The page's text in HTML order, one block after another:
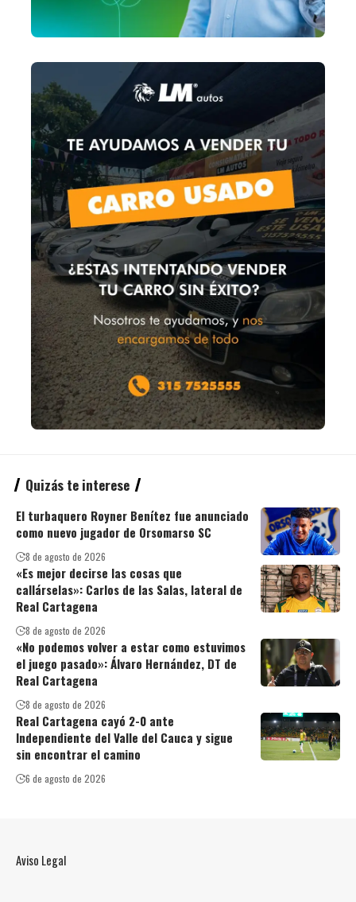
Quizás te interese
El turbaquero Royner Benítez fue anunciado
como nuevo jugador de Orsomarso SC
8 de agosto de 2026
«Es mejor decirse las cosas que
callárselas»: Carlos de las Salas, lateral de
Real Cartagena
8 de agosto de 2026
«No podemos volver a estar como estuvimos
el juego pasado»: Álvaro Hernández, DT de
Real Cartagena
8 de agosto de 2026
Real Cartagena cayó 2-0 ante
Independiente del Valle del Cauca y sigue
sin encontrar el camino
6 de agosto de 2026
Aviso Legal